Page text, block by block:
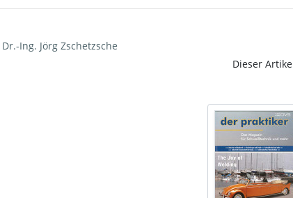
Dr.-Ing. Jörg Zschetzsche
Dieser